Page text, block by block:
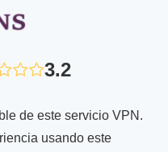
3.2
de este servicio VPN.
usando este